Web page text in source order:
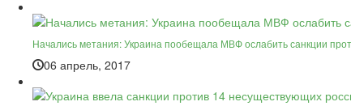
Начались метания: Украина пообещала МВФ ослабить санкции
06 апрель, 2017